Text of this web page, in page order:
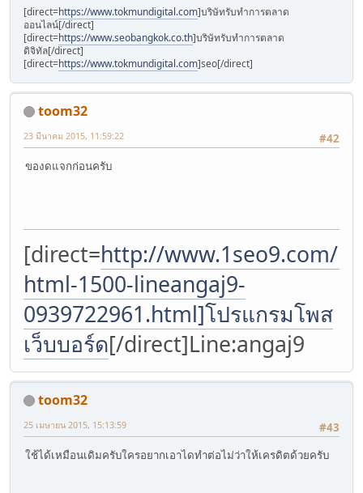
[direct=https://www.tokmundigital.com]บริษัทรับทำการตลาด
ออนไลน์[/direct]
[direct=https://www.seobangkok.co.th]บริษัทรับทำการตลาด
ดิจิทัล[/direct]
[direct=https://www.tokmundigital.com]seo[/direct]
toom32
#42
23 มีนาคม 2015, 11:59:22
ของดแจกก่อนครับ
[direct=http://www.1seo9.com/
html-1500-lineangaj9-
0939722961.html]โปรแกรมโพส
เว็บบอร์ด[/direct]Line:angaj9
toom32
#43
25 เมษายน 2015, 15:13:59
ใช้ได้เหมือนเดิมครับใครอยากเอาไดทำต่อไม่ว่าให้เครดิตด้วยครับ